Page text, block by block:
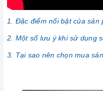
1. Đặc điểm nổi bật của sản
2. Một số lưu ý khi sử dụng
3. Tại sao nên chọn mua